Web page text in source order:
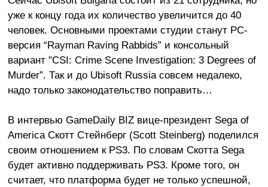
уже к концу года их количество увеличится до 40
человек. Основными проектами студии станут PC-
версия “Rayman Raving Rabbids” и консольный
вариант "CSI: Crime Scene Investigation: 3 Degrees of
Murder”. Так и до Ubisoft Russia совсем недалеко,
надо только законодательство поправить…
В интервью GameDaily BIZ вице-президент Sega of
America Скотт Стейнберг (Scott Steinberg) поделился
своим отношением к PS3. По словам Скотта Sega
будет активно поддерживать PS3. Кроме того, он
считает, что платформа будет не только успешной,